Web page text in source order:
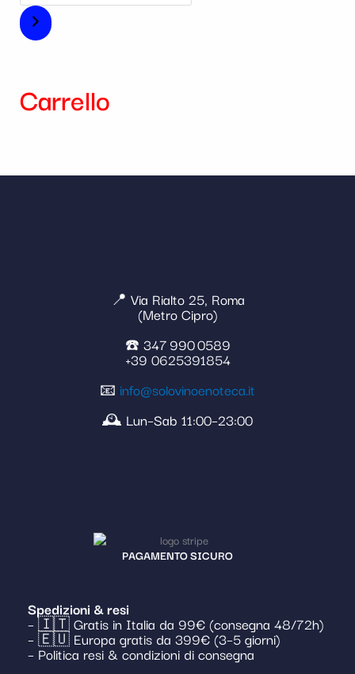
Carrello
📍 Via Rialto 25, Roma
(Metro Cipro)
☎️ 347 990 0589
+39 0625391854
📧 info@solovinoenoteca.it
🕰️ Lun–Sab 11:00–23:00
PAGAMENTO SICURO
Spedizioni & resi
– 🇮🇹 Gratis in Italia da 99€ (consegna 48/72h)
– 🇪🇺 Europa gratis da 399€ (3–5 giorni)
– Politica resi & condizioni di consegna